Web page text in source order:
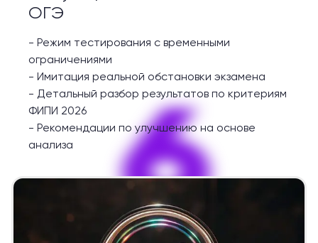
6
ОГЭ
- Режим тестирования с временными
ограничениями
- Имитация реальной обстановки экзамена
- Детальный разбор результатов по критериям
ФИПИ 2026
- Рекомендации по улучшению на основе
анализа